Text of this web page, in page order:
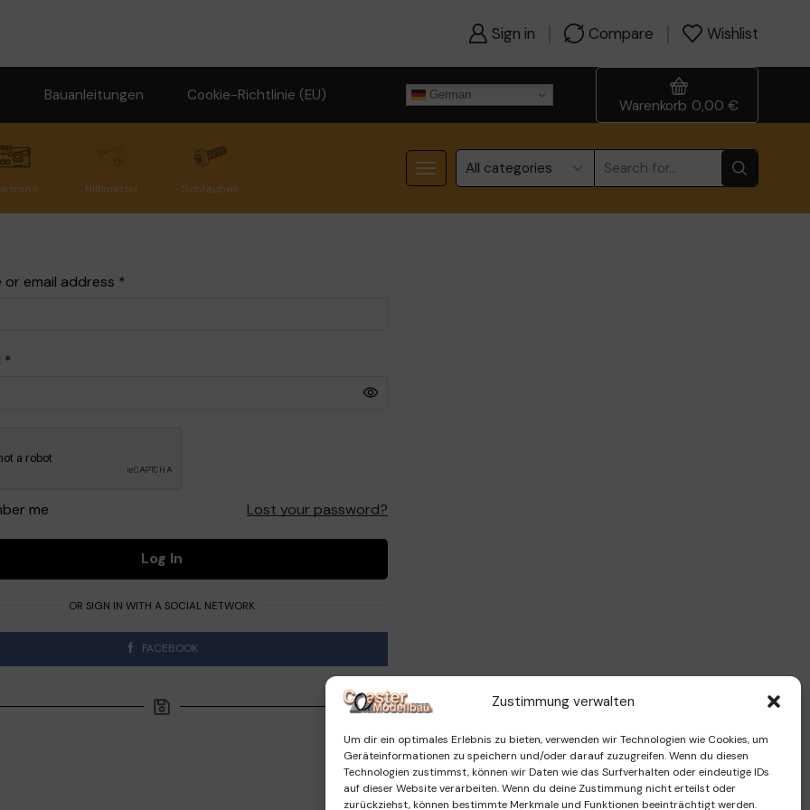
Zustimmung verwalten
Um dir ein optimales Erlebnis zu bieten, verwenden wir Technologien wie Cookies, um
Geräteinformationen zu speichern und/oder darauf zuzugreifen. Wenn du diesen
Technologien zustimmst, können wir Daten wie das Surfverhalten oder eindeutige IDs
auf dieser Website verarbeiten. Wenn du deine Zustimmung nicht erteilst oder
zurückziehst, können bestimmte Merkmale und Funktionen beeinträchtigt werden.
Sign in Compare Wishlist
Bauanleitungen Cookie-Richtlinie (EU) German
Warenkorb 0,00€
Hilfsmittel Schrauben
or email address *
*
me Lost your password?
Log In
OR SIGN IN WITH A SOCIAL NETWORK
FACEBOOK